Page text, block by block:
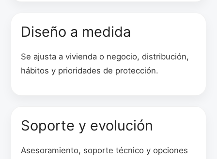
Diseño a medida
Se ajusta a vivienda o negocio, distribución,
hábitos y prioridades de protección.
Soporte y evolución
Asesoramiento, soporte técnico y opciones